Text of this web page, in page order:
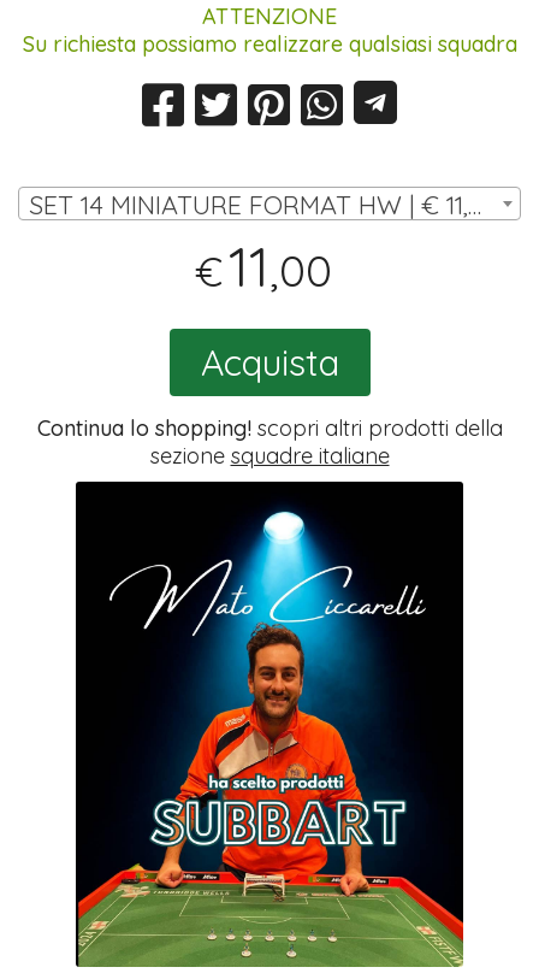
ATTENZIONE
Su richiesta possiamo realizzare qualsiasi squadra
SET 14 MINIATURE FORMAT HW | € 11,00
€11,00
Acquista
Continua lo shopping!scopri altri prodotti della
sezione squadre italiane